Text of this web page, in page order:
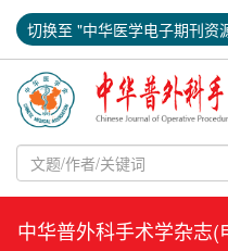
切换至 "中华医学电子期刊资
中华普外科手术学杂志(